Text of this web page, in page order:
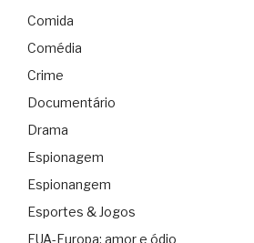
Comida
Comédia
Crime
Documentário
Drama
Espionagem
Espionangem
Esportes & Jogos
EUA-Europa: amor e ódio